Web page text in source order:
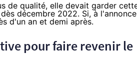
de qualité, elle devait garder
décembre 2022. Si, à
d'un an et demi après.
pour faire revenir le